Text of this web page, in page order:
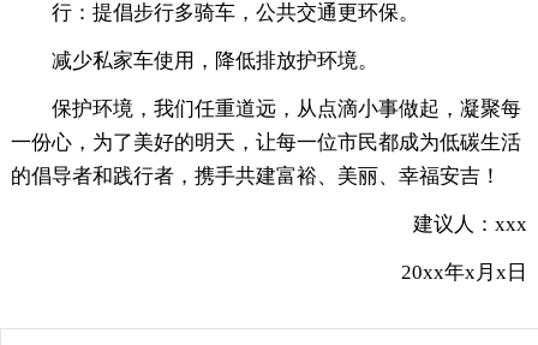
行：提倡步行多骑车，公共交通更环保。
减少私家车使用，降低排放护环境。
保护环境，我们任重道远，从点滴小事做起，凝聚每
一份心，为了美好的明天，让每一位市民都成为低碳生活
的倡导者和践行者，携手共建富裕、美丽、幸福安吉！
建议人：xxx
20xx年x月x日